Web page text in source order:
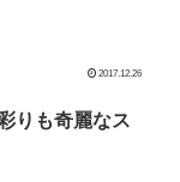
2017.12.26
りも奇麗なス